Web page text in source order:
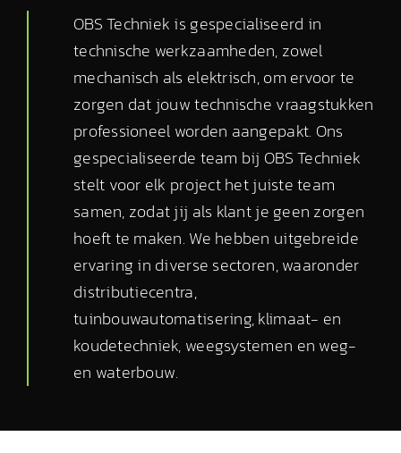
OBS Techniek is gespecialiseerd in
technische werkzaamheden, zowel
mechanisch als elektrisch, om ervoor te
zorgen dat jouw technische vraagstukken
professioneel worden aangepakt. Ons
gespecialiseerde team bij OBS Techniek
stelt voor elk project het juiste team
samen, zodat jij als klant je geen zorgen
hoeft te maken. We hebben uitgebreide
ervaring in diverse sectoren, waaronder
distributiecentra,
tuinbouwautomatisering, klimaat- en
koudetechniek, weegsystemen en weg-
en waterbouw.